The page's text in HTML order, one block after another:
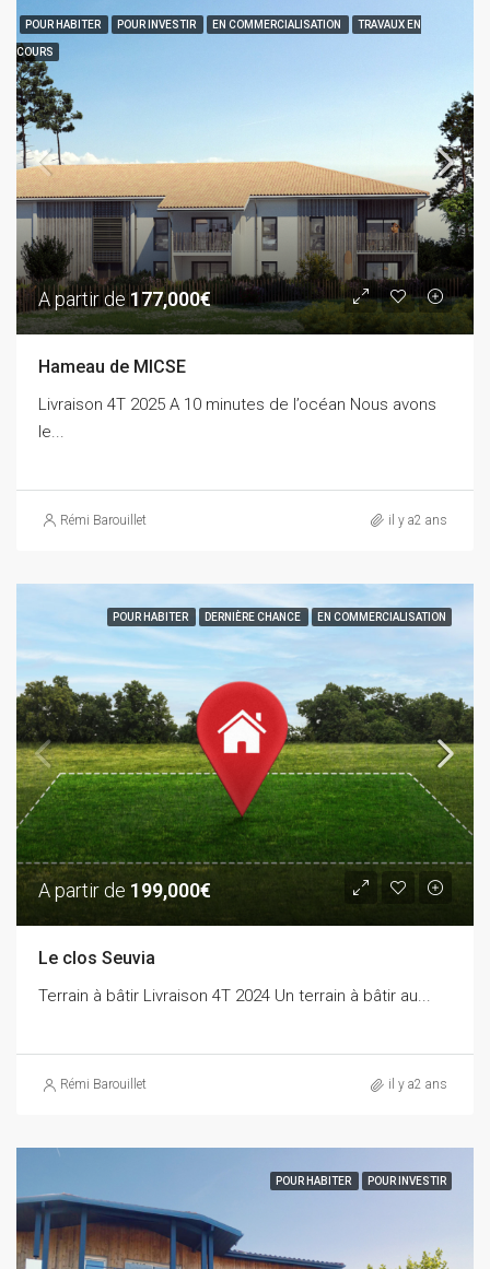
POUR HABITER POUR INVESTIR EN COMMERCIALISATION TRAVAUX EN
COURS
A partir de177,000€
Hameau de MICSE
Livraison 4T 2025 A 10 minutes de l’océan Nous avons
le...
Rémi Barouillet il y a2 ans
POUR HABITER DERNIÈRE CHANCE EN COMMERCIALISATION
A partir de 199,000€
Le clos Seuvia
Terrain à bâtir Livraison 4T 2024 Un terrain à bâtir au...
Rémi Barouillet il y a2 ans
POUR HABITER POUR INVESTIR